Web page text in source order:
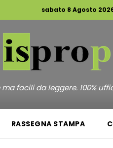
sabato 8 Agosto
facili da leggere. 100%
RASSEGNA STAMPA